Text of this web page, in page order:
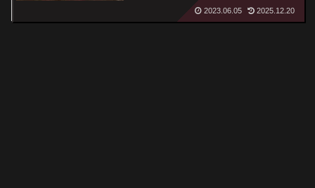
2023.06.05 2025.12.20